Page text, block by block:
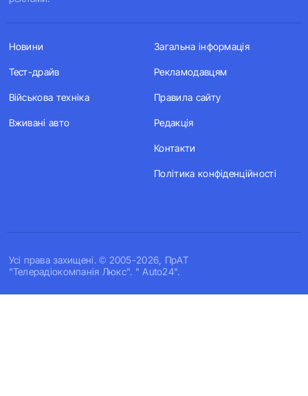
Усi права захищенi. © 2005-2026, ПрАТ
"Телерадіокомпанія Люкс". " Auto24".
Новини
Тест-драйв
Військова техніка
Вживані авто
Загальна інформація
Рекламодавцям
Правила сайту
Редакція
Контакти
Політика конфіденційності